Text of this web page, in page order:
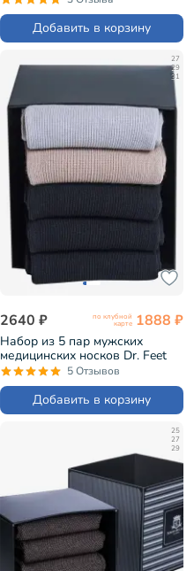
Добавить в корзину
27
29
31
2640 ₽ по клубной
карте 1888 ₽
Набор из 5 пар мужских
медицинских носков Dr. Feet
микс (PG-15DF1-5)
5 Отзывов
Добавить в корзину
25
27
29